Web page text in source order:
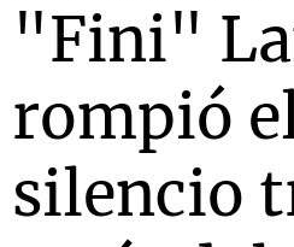
"Fini"
rompió
silencio